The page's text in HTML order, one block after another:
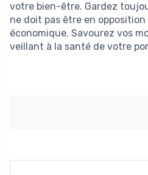
votre bien-être. Gardez
ne doit pas être en
économique. Savourez vos
veillant à la santé de votre